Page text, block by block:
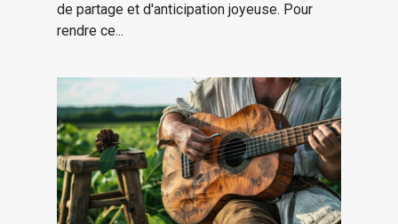
de partage et d'anticipation joyeuse. Pour
rendre ce...